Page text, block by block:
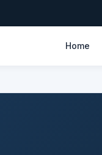
Home